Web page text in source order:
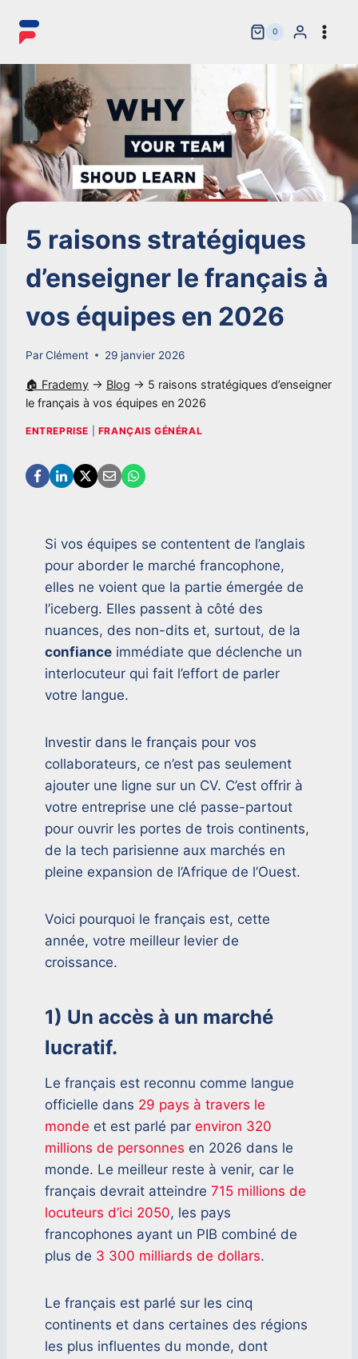
0
5 raisons stratégiques
d’enseigner le français à
vos équipes en 2026
ParClément 29 janvier 2026
🏠 Frademy → Blog → 5 raisons stratégiques d’enseigner
le français à vos équipes en 2026
ENTREPRISE FRANÇAIS GÉNÉRAL
Si vos équipes se contentent de l’anglais
pour aborder le marché francophone,
elles ne voient que la partie émergée de
l’iceberg. Elles passent à côté des
nuances, des non-dits et, surtout, de la
confiance immédiate que déclenche un
interlocuteur qui fait l’effort de parler
votre langue.
Investir dans le français pour vos
collaborateurs, ce n’est pas seulement
ajouter une ligne sur un CV. C’est offrir à
votre entreprise une clé passe-partout
pour ouvrir les portes de trois continents,
de la tech parisienne aux marchés en
pleine expansion de l’Afrique de l’Ouest.
Voici pourquoi le français est, cette
année, votre meilleur levier de
croissance.
1) Un accès à un marché
lucratif.
Le français est reconnu comme langue
officielle dans 29 pays à travers le
monde et est parlé par environ 320
millions de personnes en 2026 dans le
monde. Le meilleur reste à venir, car le
français devrait atteindre 715 millions de
locuteurs d’ici 2050, les pays
francophones ayant un PIB combiné de
plus de 3 300 milliards de dollars.
Le français est parlé sur les cinq
continents et dans certaines des régions
les plus influentes du monde, dont